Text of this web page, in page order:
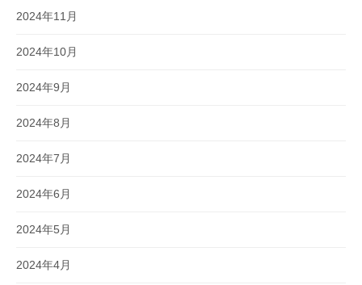
2024年11月
2024年10月
2024年9月
2024年8月
2024年7月
2024年6月
2024年5月
2024年4月